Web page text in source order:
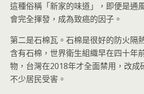
這種俗稱「新家的味道」，即便是通
會完全揮發，成為致癌的因子。
第二是石棉瓦。石棉是很好的防火隔
含有石棉，世界衛生組織早在四十年
物，台灣在2018年才全面禁用，改成
不少居民受害。